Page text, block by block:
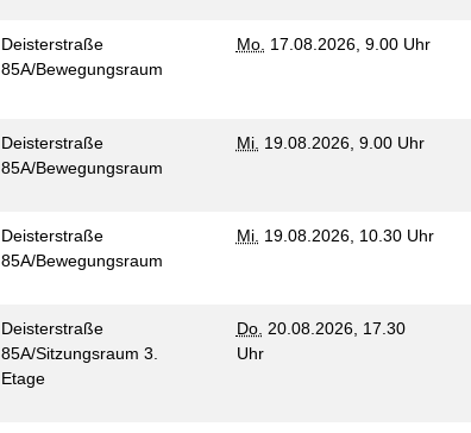
Deisterstraße
85A/Bewegungsraum
Mo. 17.08.2026, 9.00 Uhr
Deisterstraße
85A/Bewegungsraum
Mi. 19.08.2026, 9.00 Uhr
Deisterstraße
85A/Bewegungsraum
Mi. 19.08.2026, 10.30 Uhr
Deisterstraße
85A/Sitzungsraum 3.
Etage
Do. 20.08.2026, 17.30
Uhr